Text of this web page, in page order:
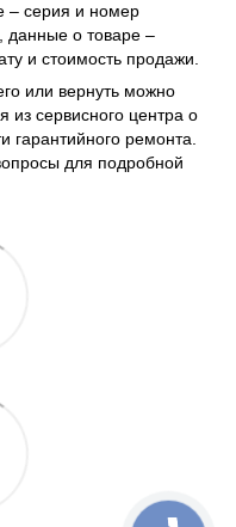
– серия и номер
данные о товаре –
и стоимость продажи.
или вернуть можно
из сервисного центра о
гарантийного ремонта.
для подробной